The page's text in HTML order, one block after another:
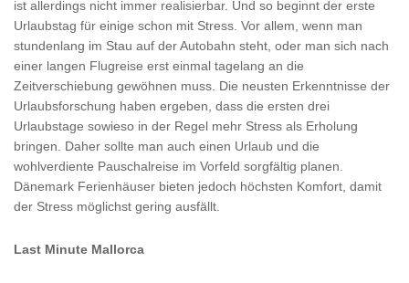
ist allerdings nicht immer realisierbar. Und so beginnt der erste
Urlaubstag für einige schon mit Stress. Vor allem, wenn man
stundenlang im Stau auf der Autobahn steht, oder man sich nach
einer langen Flugreise erst einmal tagelang an die
Zeitverschiebung gewöhnen muss. Die neusten Erkenntnisse der
Urlaubsforschung haben ergeben, dass die ersten drei
Urlaubstage sowieso in der Regel mehr Stress als Erholung
bringen. Daher sollte man auch einen Urlaub und die
wohlverdiente Pauschalreise im Vorfeld sorgfältig planen.
Dänemark Ferienhäuser bieten jedoch höchsten Komfort, damit
der Stress möglichst gering ausfällt.
Last Minute Mallorca